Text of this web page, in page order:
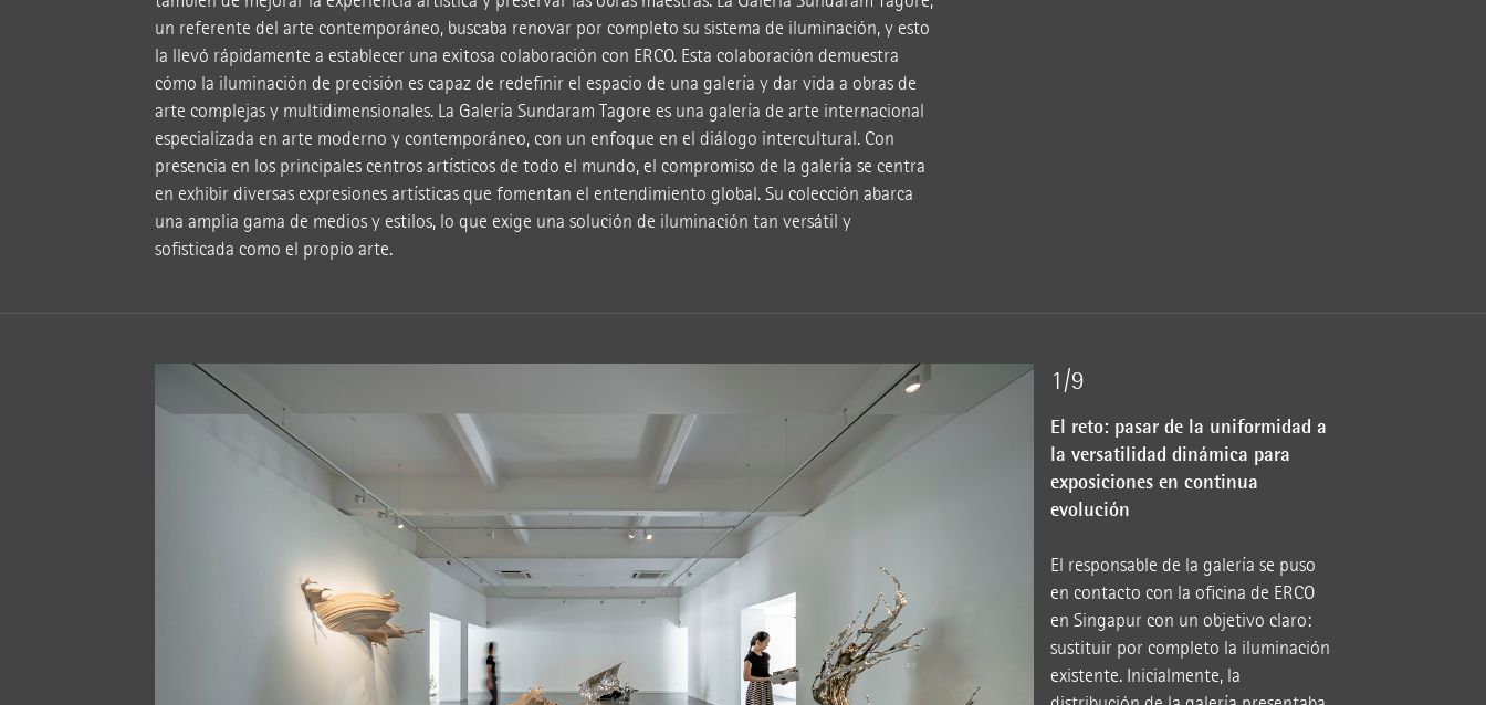
un referente del arte contemporáneo, buscaba renovar por completo su sistema de iluminación, y esto
la llevó rápidamente a establecer una exitosa colaboración con ERCO. Esta colaboración demuestra
cómo la iluminación de precisión es capaz de redefinir el espacio de una galería y dar vida a obras de
arte complejas y multidimensionales. La Galería Sundaram Tagore es una galería de arte internacional
especializada en arte moderno y contemporáneo, con un enfoque en el diálogo intercultural. Con
presencia en los principales centros artísticos de todo el mundo, el compromiso de la galería se centra
en exhibir diversas expresiones artísticas que fomentan el entendimiento global. Su colección abarca
una amplia gama de medios y estilos, lo que exige una solución de iluminación tan versátil y
sofisticada como el propio arte.
1/9
El reto: pasar de la uniformidad a
la versatilidad dinámica para
exposiciones en continua
evolución
El responsable de la galería se puso
en contacto con la oficina de ERCO
en Singapur con un objetivo claro:
sustituir por completo la iluminación
existente. Inicialmente, la